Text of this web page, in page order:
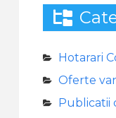
Hotarari
Oferte
Publicatii